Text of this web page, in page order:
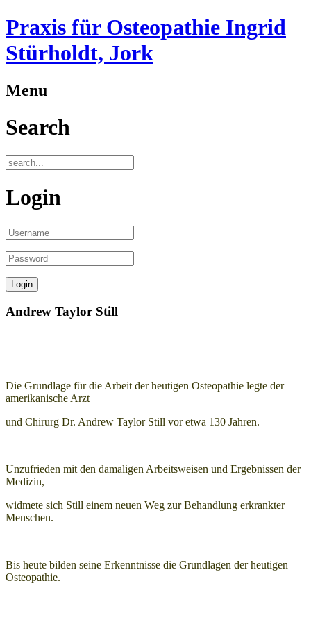
Praxis für Osteopathie Ingrid
Stürholdt, Jork
Menu
Search
Login
Andrew Taylor Still
Die Grundlage für die Arbeit der heutigen Osteopathie legte der
amerikanische Arzt
und Chirurg Dr. Andrew Taylor Still vor etwa 130 Jahren.
Unzufrieden mit den damaligen Arbeitsweisen und Ergebnissen der
Medizin,
widmete sich Still einem neuen Weg zur Behandlung erkrankter
Menschen.
Bis heute bilden seine Erkenntnisse die Grundlagen der heutigen
Osteopathie.